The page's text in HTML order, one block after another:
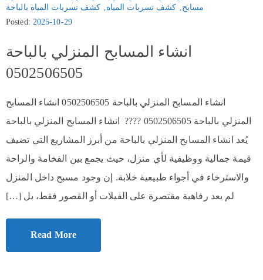
مسابح
كشف تسربات المياه
كشف تسربات المياه بالباحة
Posted: 2025-10-29
انشاء المسابح المنزلي بالباحة
0502506505
انشاء المسابح المنزلي بالباحة 0502506505 انشاء المسابح
المنزلي بالباحة 0502506505 ???? انشاء المسابح المنزلي بالباحة
يُعد انشاء المسابح المنزلي بالباحة من أبرز المشاريع التي تضيف
قيمة جمالية ووظيفية لأي منزل، حيث يجمع بين الفخامة والراحة
والاسترخاء في أجواء طبيعية خلابة. إن وجود مسبح داخل المنزل
لم يعد رفاهية مقتصرة على الفيلات أو القصور فقط، بل […]
Read More